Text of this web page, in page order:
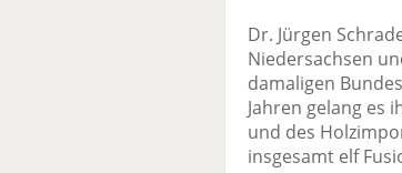
Dr. Jürgen
Niedersachsen
damaligen
Jahren gelang es
und des
insgesamt elf